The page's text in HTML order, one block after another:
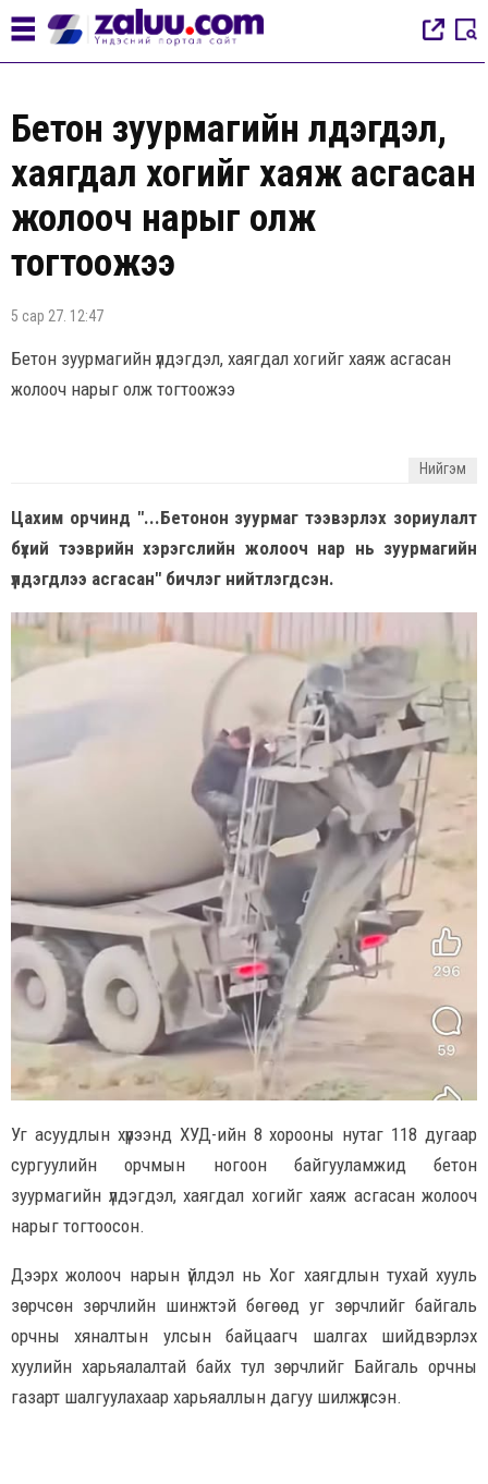
Бетон зуурмагийн үлдэгдэл,
хаягдал хогийг хаяж асгасан
жолооч нарыг олж
тогтоожээ
5 сар 27. 12:47
Бетон зуурмагийн үлдэгдэл, хаягдал хогийг хаяж асгасан
жолооч нарыг олж тогтоожээ
Нийгэм
Цахим орчинд "...Бетонон зуурмаг тээвэрлэх зориулалт
бүхий тээврийн хэрэгслийн жолооч нар нь зуурмагийн
үлдэгдлээ асгасан" бичлэг нийтлэгдсэн.
Уг асуудлын хүрээнд ХУД-ийн 8 хорооны нутаг 118 дугаар
сургуулийн орчмын ногоон байгууламжид бетон
зуурмагийн үлдэгдэл, хаягдал хогийг хаяж асгасан жолооч
нарыг тогтоосон.
Дээрх жолооч нарын үйлдэл нь Хог хаягдлын тухай хууль
зөрчсөн зөрчлийн шинжтэй бөгөөд уг зөрчлийг байгаль
орчны хяналтын улсын байцаагч шалгах шийдвэрлэх
хуулийн харьяалалтай байх тул зөрчлийг Байгаль орчны
газарт шалгуулахаар харьяаллын дагуу шилжүүлсэн.